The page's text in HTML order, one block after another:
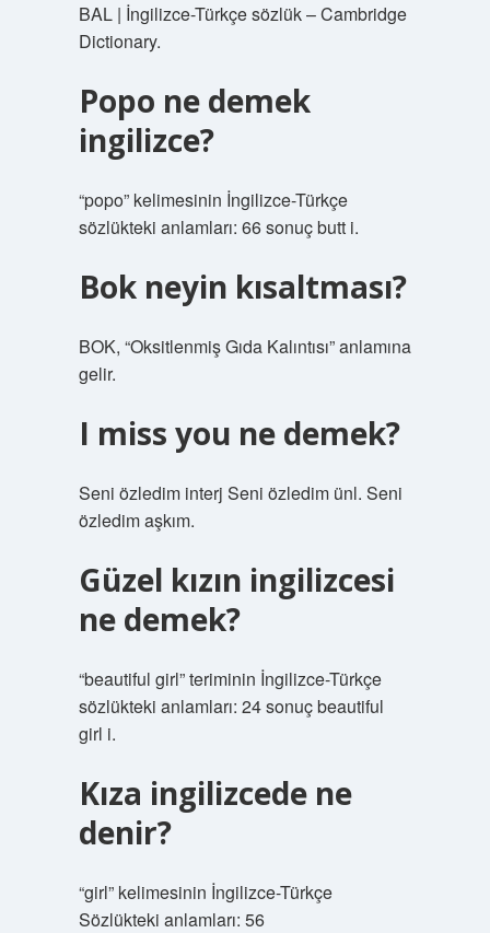
BAL | İngilizce-Türkçe sözlük – Cambridge
Dictionary.
Popo ne demek
ingilizce?
“popo” kelimesinin İngilizce-Türkçe
sözlükteki anlamları: 66 sonuç butt i.
Bok neyin kısaltması?
BOK, “Oksitlenmiş Gıda Kalıntısı” anlamına
gelir.
I miss you ne demek?
Seni özledim interj Seni özledim ünl. Seni
özledim aşkım.
Güzel kızın ingilizcesi
ne demek?
“beautiful girl” teriminin İngilizce-Türkçe
sözlükteki anlamları: 24 sonuç beautiful
girl i.
Kıza ingilizcede ne
denir?
“girl” kelimesinin İngilizce-Türkçe
Sözlükteki anlamları: 56